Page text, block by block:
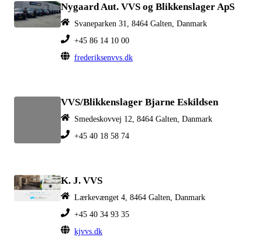
Nygaard Aut. VVS og Blikkenslager ApS
Svaneparken 31, 8464 Galten, Danmark
+45 86 14 10 00
frederiksenvvs.dk
VVS/Blikkenslager Bjarne Eskildsen
Smedeskovvej 12, 8464 Galten, Danmark
+45 40 18 58 74
K. J. VVS
Lærkevænget 4, 8464 Galten, Danmark
+45 40 34 93 35
kjvvs.dk